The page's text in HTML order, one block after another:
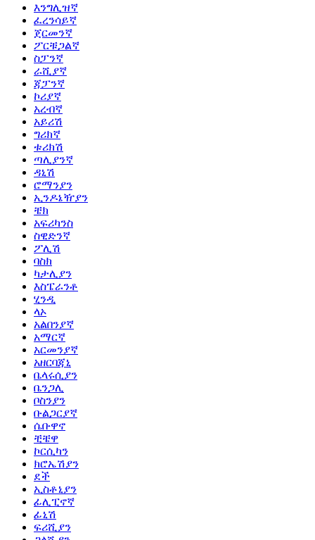
እንግሊዝኛ
ፈረንሳይኛ
ጀርመንኛ
ፖርቹጋልኛ
ስፓንኛ
ራሺያኛ
ጃፓንኛ
ኮሪያኛ
አረብኛ
አይሪሽ
ግሪክኛ
ቱሪክሽ
ጣሊያንኛ
ዳኒሽ
ሮማንያን
ኢንዶኔዥያን
ቼክ
አፍሪካንስ
ስዊድንኛ
ፖሊሽ
ባስክ
ካታሊያን
እስፔራንቶ
ሂንዲ
ላኦ
አልበንያኛ
አማርኛ
አርመንያኛ
አዘርባጃኒ
ቤላሩሲያን
ቤንጋሊ
ቦስንያን
ቡልጋርያኛ
ሴቡዋኖ
ቺቼዋ
ኮርሲካን
ክሮኤሽያን
ደች
ኢስቶኒያን
ፊሊፒኖኛ
ፊኒሽ
ፍሪሺያን